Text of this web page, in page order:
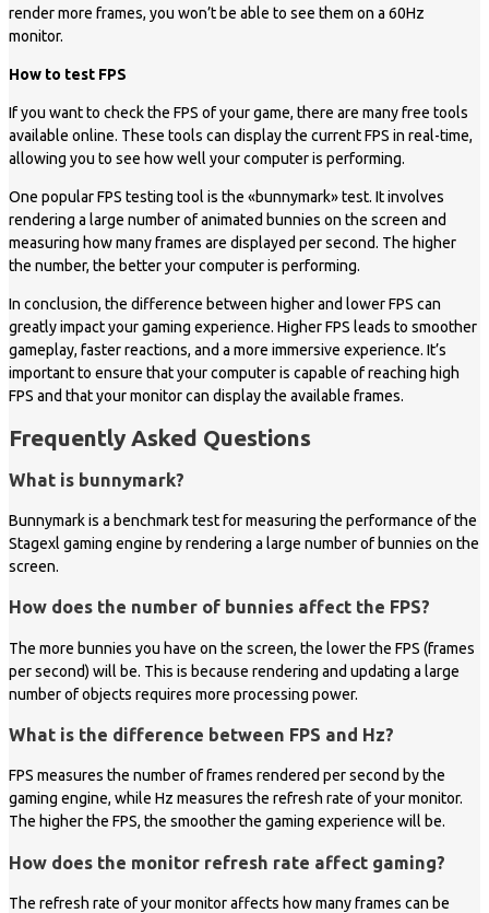
render more frames, you won’t be able to see them on a 60Hz
monitor.
How to test FPS
If you want to check the FPS of your game, there are many free tools
available online. These tools can display the current FPS in real-time,
allowing you to see how well your computer is performing.
One popular FPS testing tool is the «bunnymark» test. It involves
rendering a large number of animated bunnies on the screen and
measuring how many frames are displayed per second. The higher
the number, the better your computer is performing.
In conclusion, the difference between higher and lower FPS can
greatly impact your gaming experience. Higher FPS leads to smoother
gameplay, faster reactions, and a more immersive experience. It’s
important to ensure that your computer is capable of reaching high
FPS and that your monitor can display the available frames.
Frequently Asked Questions
What is bunnymark?
Bunnymark is a benchmark test for measuring the performance of the
Stagexl gaming engine by rendering a large number of bunnies on the
screen.
How does the number of bunnies affect the FPS?
The more bunnies you have on the screen, the lower the FPS (frames
per second) will be. This is because rendering and updating a large
number of objects requires more processing power.
What is the difference between FPS and Hz?
FPS measures the number of frames rendered per second by the
gaming engine, while Hz measures the refresh rate of your monitor.
The higher the FPS, the smoother the gaming experience will be.
How does the monitor refresh rate affect gaming?
The refresh rate of your monitor affects how many frames can be